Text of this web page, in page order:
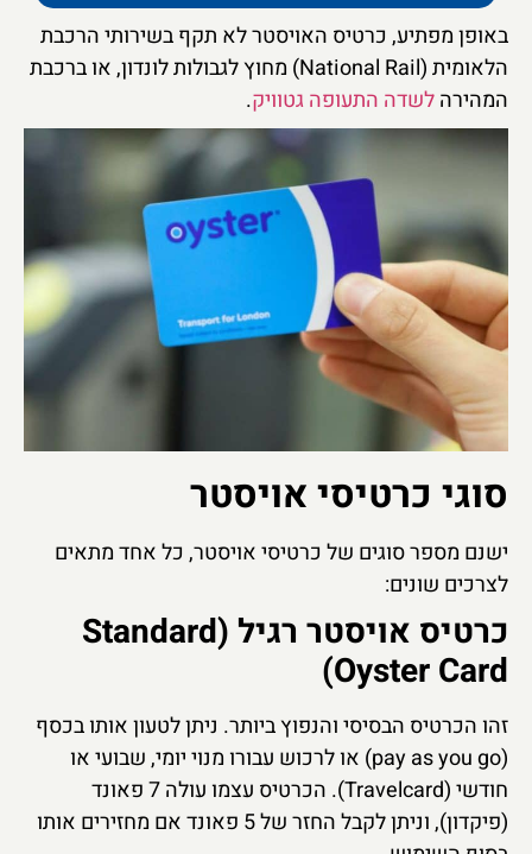
באופן מפתיע, כרטיס האויסטר לא תקף בשירותי הרכבת
הלאומית (National Rail) מחוץ לגבולות לונדון, או ברכבת
המהירהלשדה התעופה גטוויק.
סוגי כרטיסי אויסטר
ישנם מספר סוגים של כרטיסי אויסטר, כל אחד מתאים
לצרכים שונים:
כרטיס אויסטר רגיל (Standard
Oyster Card)
זהו הכרטיס הבסיסי והנפוץ ביותר. ניתן לטעון אותו בכסף
(pay as you go) או לרכוש עבורו מנוי יומי, שבועי או
חודשי (Travelcard). הכרטיס עצמו עולה 7 פאונד
(פיקדון), וניתן לקבל החזר של 5 פאונד אם מחזירים אותו